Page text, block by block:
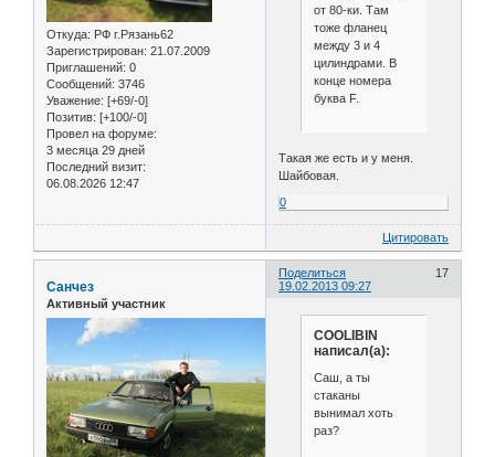
Откуда: РФ г.Рязань62
Зарегистрирован: 21.07.2009
Приглашений: 0
Сообщений: 3746
Уважение: [+69/-0]
Позитив: [+100/-0]
Провел на форуме:
3 месяца 29 дней
Последний визит:
06.08.2026 12:47
от 80-ки. Там
тоже фланец
между 3 и 4
цилиндрами. В
конце номера
буква F.
Такая же есть и у меня.
Шайбовая.
0
Цитировать
Поделиться
17
19.02.2013 09:27
Санчез
Активный участник
COOLIBIN
написал(а):
Саш, а ты
стаканы
вынимал хоть
раз?